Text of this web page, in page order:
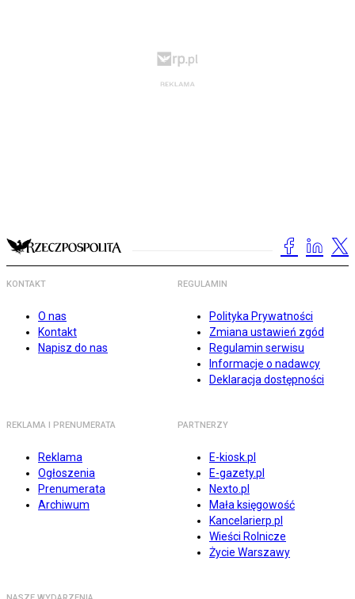
KONTAKT
O nas
Kontakt
Napisz do nas
REGULAMIN
Polityka Prywatności
Zmiana ustawień zgód
Regulamin serwisu
Informacje o nadawcy
Deklaracja dostępności
REKLAMA I PRENUMERATA
Reklama
Ogłoszenia
Prenumerata
Archiwum
PARTNERZY
E-kiosk.pl
E-gazety.pl
Nexto.pl
Mała księgowość
Kancelarierp.pl
Wieści Rolnicze
Życie Warszawy